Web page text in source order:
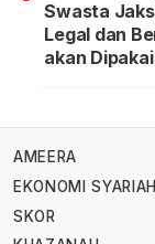
Swasta
Legal dan
akan
AMEERA
EKONOMI SYARIAH
SKOR